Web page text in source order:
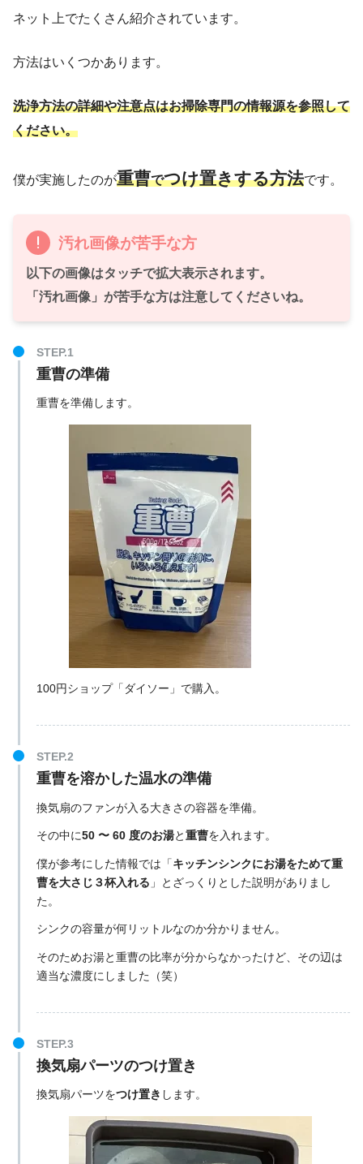
ネット上でたくさん紹介されています。
方法はいくつかあります。
洗浄方法の詳細や注意点はお掃除専門の情報源を参照して
ください。
僕が実施したのが重曹でつけ置きする方法です。
汚れ画像が苦手な方
以下の画像はタッチで拡大表示されます。
「汚れ画像」が苦手な方は注意してくださいね。
重曹の準備
重曹を準備します。
100円ショップ「ダイソー」で購入。
重曹を溶かした温水の準備
換気扇のファンが入る大きさの容器を準備。
その中に50 〜 60 度のお湯と重曹を入れます。
僕が参考にした情報では「キッチンシンクにお湯をためて重
曹を大さじ３杯入れる 」とざっくりとした説明がありまし
た。
シンクの容量が何リットルなのか分かりません。
そのためお湯と重曹の比率が分からなかったけど、その辺は
適当な濃度にしました（笑）
換気扇パーツのつけ置き
換気扇パーツをつけ置き します。